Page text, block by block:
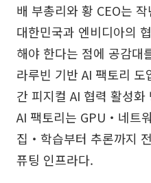
배 부총리와 황 CEO는
대한민국과 엔비디아의
해야 한다는 점에 공감대
라루빈 기반 AI 팩토리
간 피지컬 AI 협력 활성
AI 팩토리는 GPU‧네트
집‧학습부터 추론까지
퓨팅 인프라다.